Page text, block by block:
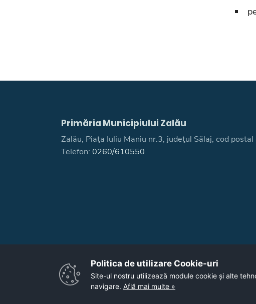
Primăria Municipiului Zalău
Zalău, Piaţa Iuliu Maniu nr.3, judeţul Sălaj, cod
Telefon: 0260/610550
Politica de utilizare Cookie-uri‎
Site-ul nostru utilizează module cookie și alte
navigare. Află mai multe »